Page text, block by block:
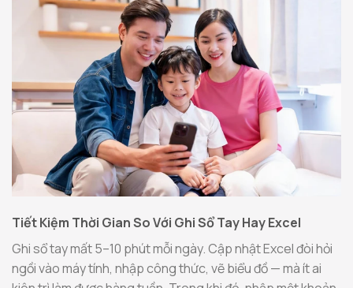
Tiết Kiệm Thời Gian So Với Ghi Sổ Tay Hay Excel
Ghi sổ tay mất 5–10 phút mỗi ngày. Cập nhật Excel đòi hỏi
ngồi vào máy tính, nhập công thức, vẽ biểu đồ — mà ít ai